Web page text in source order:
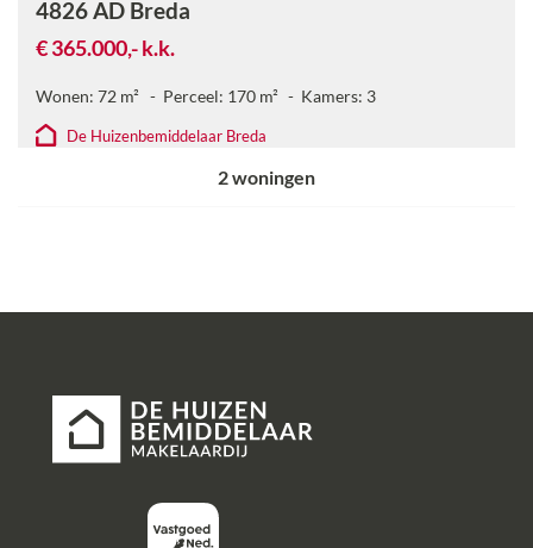
2woningen
4826 AD Breda
€ 365.000,-k.k.
Wonen: 72 m² Perceel: 170m² Kamers: 3
De Huizenbemiddelaar Breda